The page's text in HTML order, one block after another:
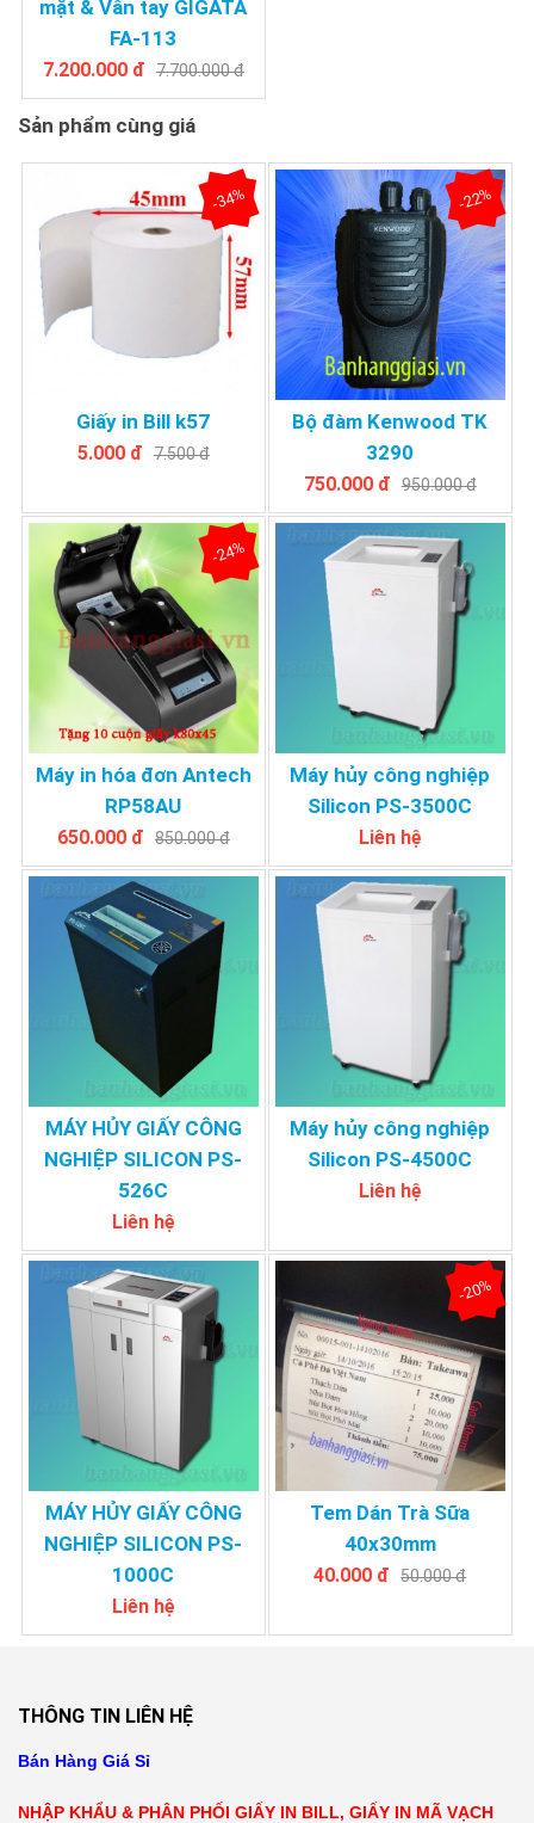
mặt & Vân tay GIGATA
FA-113
7.200.000 đ 7.700.000 đ
Sản phẩm cùng giá
Giấy in Bill k57
-34%
5.000 đ 7.500 đ
Bộ đàm Kenwood TK
3290
-22%
750.000 đ 950.000 đ
Máy in hóa đơn Antech
RP58AU
-24%
650.000 đ 850.000 đ
Máy hủy công nghiệp
Silicon PS-3500C
Liên hệ
MÁY HỦY GIẤY CÔNG
NGHIỆP SILICON PS-
526C
Liên hệ
Máy hủy công nghiệp
Silicon PS-4500C
Liên hệ
MÁY HỦY GIẤY CÔNG
NGHIỆP SILICON PS-
1000C
Liên hệ
Tem Dán Trà Sữa
40x30mm
-20%
40.000 đ 50.000 đ
THÔNG TIN LIÊN HỆ
Bán Hàng Giá Sỉ
NHẬP KHẨU & PHÂN PHỐI GIẤY IN BILL, GIẤY IN MÃ VẠCH